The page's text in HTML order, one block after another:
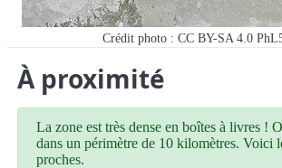
Crédit photo : CC BY-SA 4.0
À proximité
La zone est très dense en boîtes à livres !
dans un périmètre de 10 kilomètres. Voici
proches.